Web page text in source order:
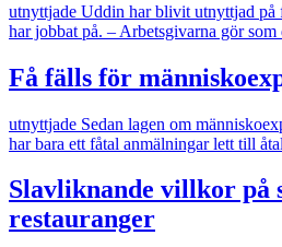
utnyttjade Uddin har blivit utnyttjad på
har jobbat på. – Arbetsgivarna gör som
Få fälls för
utnyttjade Sedan lagen om
har bara ett fåtal anmälningar lett till
Slavliknande villkor på
restauranger